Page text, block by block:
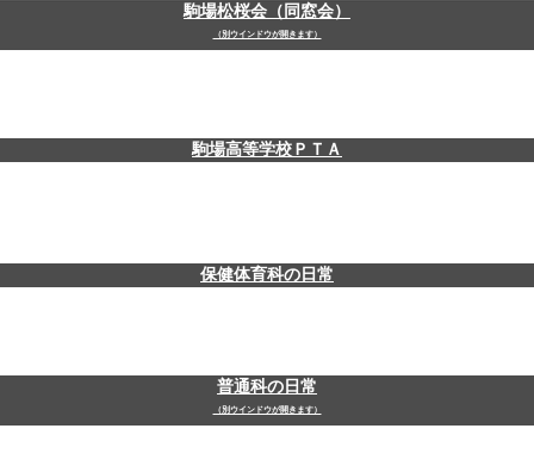
駒場松桜会（同窓会）
（別ウインドウが開きます）
駒場高等学校ＰＴＡ
保健体育科の日常
普通科の日常
（別ウインドウが開きます）